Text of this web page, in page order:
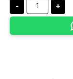
- +